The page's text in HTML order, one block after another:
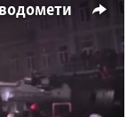
available